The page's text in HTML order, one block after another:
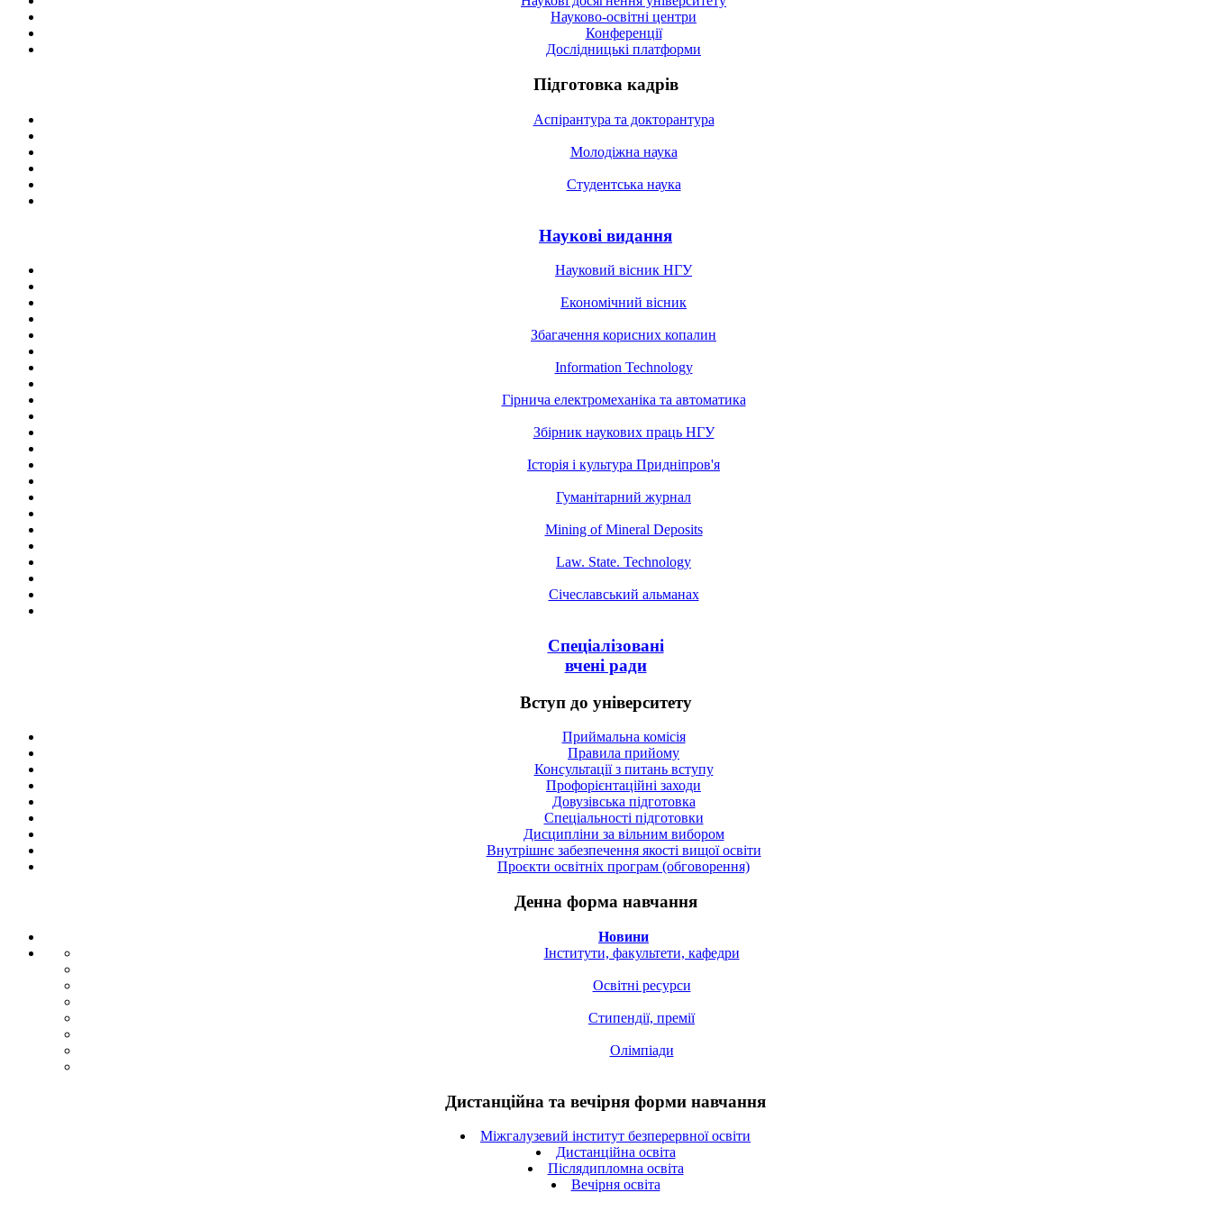
Науково-освітні центри
Конференції
Дослідницькі платформи
Підготовка кадрів
Аспірантура та докторантура
Молодіжна наука
Студентська наука
Наукові видання
Науковий вісник НГУ
Економічний вісник
Збагачення корисних копалин
Information Technology
Гірнича електромеханіка та автоматика
Збірник наукових праць НГУ
Історія і культура Придніпров'я
Гуманітарний журнал
Mining of Mineral Deposits
Law. State. Technology
Січеславський альманах
Спеціалізовані
вчені ради
Вступ до університету
Приймальна комісія
Правила прийому
Консультації з питань вступу
Профорієнтаційні заходи
Довузівська підготовка
Спецiальностi підготовки
Дисципліни за вільним вибором
Внутрішнє забезпечення якості вищої освіти
Проєкти освітніх програм (обговорення)
Денна форма навчання
Новини
Інститути, факультети, кафедри
Освітні ресурси
Стипендії, премії
Олімпіади
Дистанційна та вечірня форми навчання
Міжгалузевий інститут безперервної освіти
Дистанційна освіта
Післядипломна освіта
Вечірня освіта